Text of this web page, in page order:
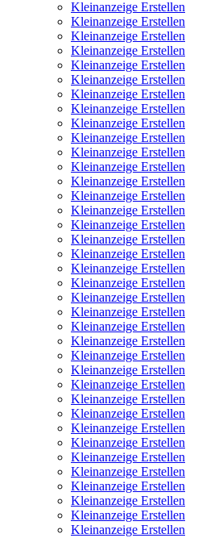
Kleinanzeige Erstellen
Kleinanzeige Erstellen
Kleinanzeige Erstellen
Kleinanzeige Erstellen
Kleinanzeige Erstellen
Kleinanzeige Erstellen
Kleinanzeige Erstellen
Kleinanzeige Erstellen
Kleinanzeige Erstellen
Kleinanzeige Erstellen
Kleinanzeige Erstellen
Kleinanzeige Erstellen
Kleinanzeige Erstellen
Kleinanzeige Erstellen
Kleinanzeige Erstellen
Kleinanzeige Erstellen
Kleinanzeige Erstellen
Kleinanzeige Erstellen
Kleinanzeige Erstellen
Kleinanzeige Erstellen
Kleinanzeige Erstellen
Kleinanzeige Erstellen
Kleinanzeige Erstellen
Kleinanzeige Erstellen
Kleinanzeige Erstellen
Kleinanzeige Erstellen
Kleinanzeige Erstellen
Kleinanzeige Erstellen
Kleinanzeige Erstellen
Kleinanzeige Erstellen
Kleinanzeige Erstellen
Kleinanzeige Erstellen
Kleinanzeige Erstellen
Kleinanzeige Erstellen
Kleinanzeige Erstellen
Kleinanzeige Erstellen
Kleinanzeige Erstellen